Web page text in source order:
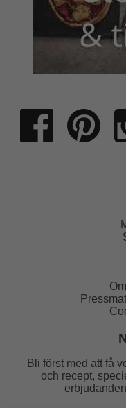
Bli först med att få
och recept,